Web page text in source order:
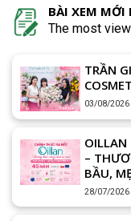
BÀI XEM MỚI
The most
TRẦN
03/08/2026
OILLAN
–
BẦU,
TỪ
28/07/2026